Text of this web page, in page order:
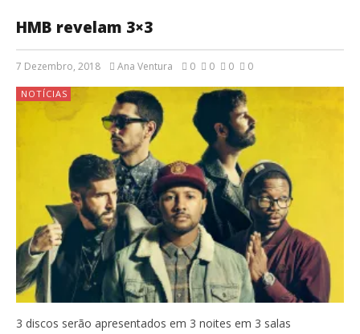
HMB revelam 3×3
7 Dezembro, 2018 Ana Ventura 0 0 0 0
NOTÍCIAS
3 discos serão apresentados em 3 noites em 3 salas